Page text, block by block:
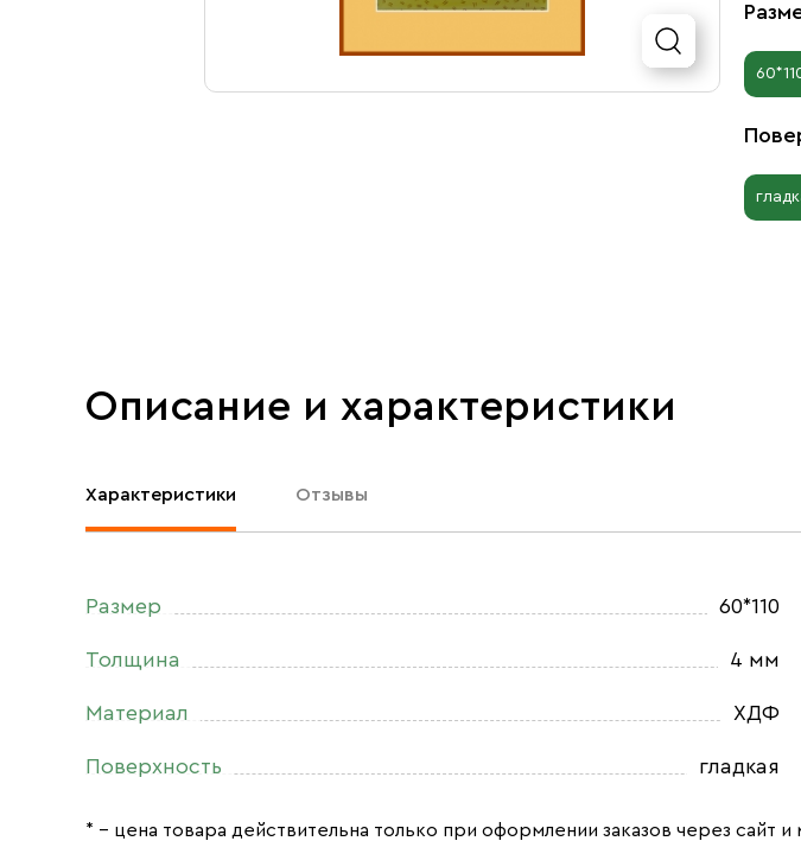
Описание и характеристики
Характеристики Отзывы
Размер 60*110
Толщина 4 мм
Материал ХДФ
Поверхность гладкая
* – цена товара действительна только при оформлении заказов через сайт